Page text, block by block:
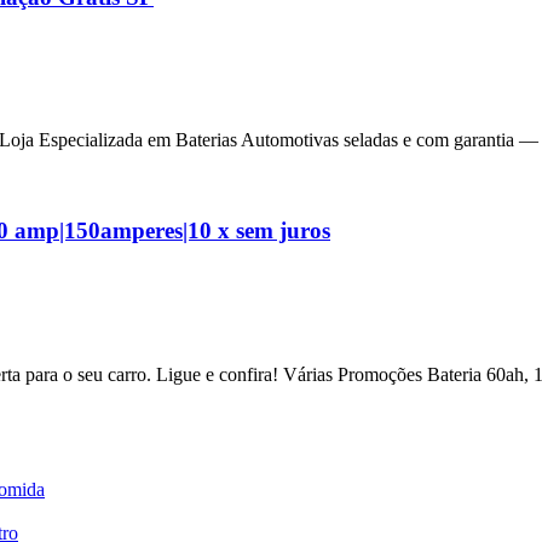
Especializada em Baterias Automotivas seladas e com garantia
x sem juros
para o seu carro. Ligue e confira! Várias Promoções Bateria 60ah,